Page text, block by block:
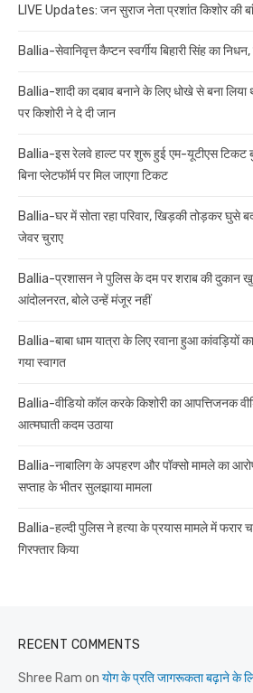
LIVE Updates: जन सुराज नेता प्रशांत किशोर की
Ballia-सेवानिवृत्त कैप्टन स्वर्गीय बिहारी सिंह का
Ballia-शादी का दबाव बनाने के लिए धोखे से बना लिया
पर किशोरी ने दे दी जान
Ballia-इस रेलवे हाल्ट पर शुरू हुई एम-यूटीएस टिकट
बिना प्लेटफॉर्म पर मिल जाएगा टिकट
Ballia-घर में सोता रहा परिवार, खिड़की तोड़कर घुसे
जेवर चुराए
Ballia-प्रशासन ने पुलिस के दम पर शराब की दुकान
आंदोलनरत, बोले उन्हें मंजूर नहीं
Ballia-बाबा धाम यात्रा के लिए रवाना हुआ कांवड़ियों
गया स्वागत
Ballia-वीडियो कॉल करके किशोरी का आपत्तिजनक
आत्मघाती कदम उठाया
Ballia-नाबालिग के अपहरण और पॉक्सो मामले का
सप्ताह के भीतर सुलझाया मामला
Ballia-हल्दी पुलिस ने हत्या के प्रयास मामले में फरार
गिरफ्तार किया
RECENT COMMENTS
Shree Ram on योग के प्रति जागरूकता बढ़ाने के